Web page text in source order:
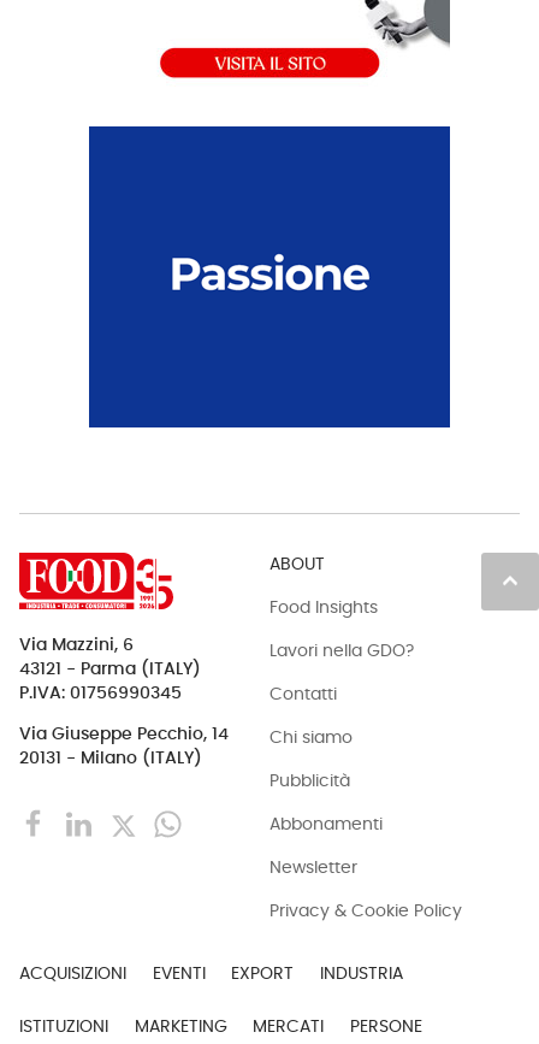
keyboard_arrow_up
Via Mazzini, 6
43121 - Parma (ITALY)
P.IVA: 01756990345
Via Giuseppe Pecchio, 14
20131 - Milano (ITALY)
ABOUT
Food Insights
Lavori nella GDO?
Contatti
Chi siamo
Pubblicità
Abbonamenti
Newsletter
Privacy & Cookie Policy
ACQUISIZIONI EVENTI EXPORT INDUSTRIA
ISTITUZIONI MARKETING MERCATI PERSONE